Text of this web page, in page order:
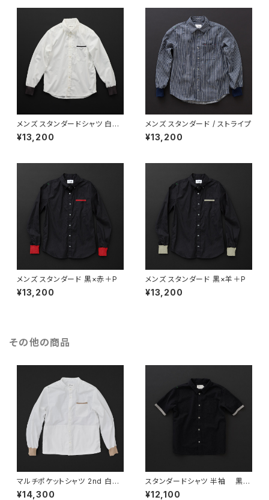
メンズ スタンダードシャツ 白×
黒
¥13,200
メンズ スタンダード / ストライプ
¥13,200
メンズ スタンダード 黒×赤＋P
¥13,200
メンズ スタンダード 黒×羊＋P
¥13,200
その他の商品
マルチポケットシャツ 2nd 白×
羊+P
¥14,300
スタンダードシャツ 半袖 黒×
灰
¥12,100